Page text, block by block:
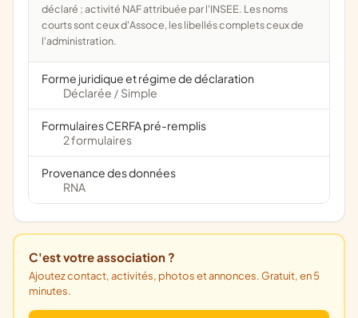
déclaré ; activité NAF attribuée par l'INSEE. Les noms
courts sont ceux d'Assoce, les libellés complets ceux de
l'administration.
Forme juridique et régime de déclaration
Déclarée / Simple
Formulaires CERFA pré-remplis
2 formulaires
Provenance des données
RNA
C'est votre association ?
Ajoutez contact, activités, photos et annonces. Gratuit, en 5
minutes.